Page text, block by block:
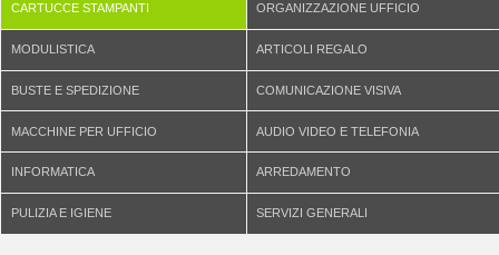
CARTUCCE STAMPANTI ORGANIZZAZIONE UFFICIO
MODULISTICA ARTICOLI REGALO
BUSTE E SPEDIZIONE COMUNICAZIONE VISIVA
MACCHINE PER UFFICIO AUDIO VIDEO E TELEFONIA
INFORMATICA ARREDAMENTO
PULIZIA E IGIENE SERVIZI GENERALI